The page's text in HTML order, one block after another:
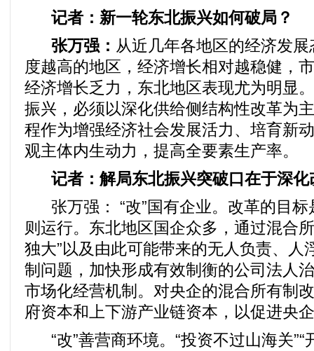
记者：新一轮东北振兴如何破局？
张万强： 从近几年各地区的经济发
度越高的地区，经济增长相对越稳健，
经济增长乏力，东北地区表现尤为明显
振兴，必须以深化供给侧结构性改革为
程作为增强经济社会发展活力、培育新
观主体内生动力，提高全要素生产率。
记者：解局东北振兴突破口在于深
张万强： “改”国有企业。改革的目
则运行。东北地区国企众多，通过混合
独大”以及由此可能带来的无人负责、人
制问题，加快形成有效制衡的公司法人
市场化经营机制。对央企的混合所有制
府资本和上下游产业链资本，以促进央
“改”善营商环境。“投资不过山海关”“